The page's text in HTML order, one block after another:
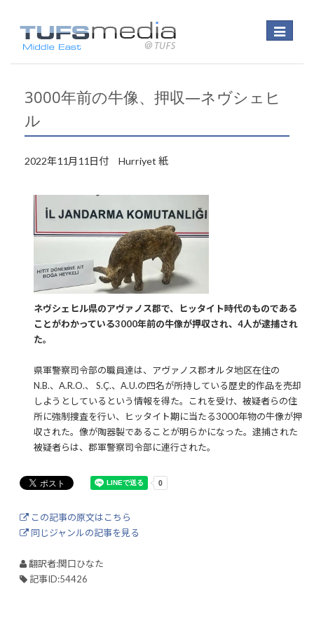
Toggle
3000年前の牛像、押収―ネヴシェヒ
ル
2022年11月11日付 Hurriyet 紙
ネヴシェヒル県のアヴァノス郡で、ヒッタイト時代のものである
ことがわかっている3000年前の牛像が押収され、4人が逮捕され
た。
県軍警察司令部の職員達は、アヴァノス郡オルタ地区在住の
N.B.、A.R.O.、 S.Ç.、A.U.の四名が所持している歴史的作品を売却
しようとしているという情報を得た。これを受け、被疑者らの住
所に強制捜査を行い、ヒッタイト期に当たる3000年物の牛像が押
収された。像が陶器製であることが明らかになった。逮捕された
被疑者らは、郡軍警察司令部に連行された。
この記事の原文はこちら
同じジャンルの記事を見る
翻訳者:関口ひなた
記事ID:54426